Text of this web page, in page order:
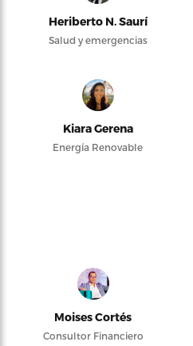
Heriberto N. Saurí
Salud y emergencias
Kiara Gerena
Energía Renovable
Moises Cortés
Consultor Financiero